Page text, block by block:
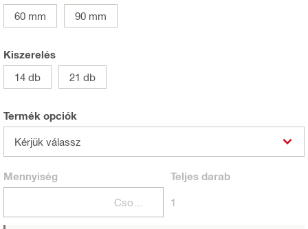
60 mm
90 mm
Kiszerelés
14 db
21 db
Termék opciók
Kérjük válassz
Mennyiség Teljesdarab
1